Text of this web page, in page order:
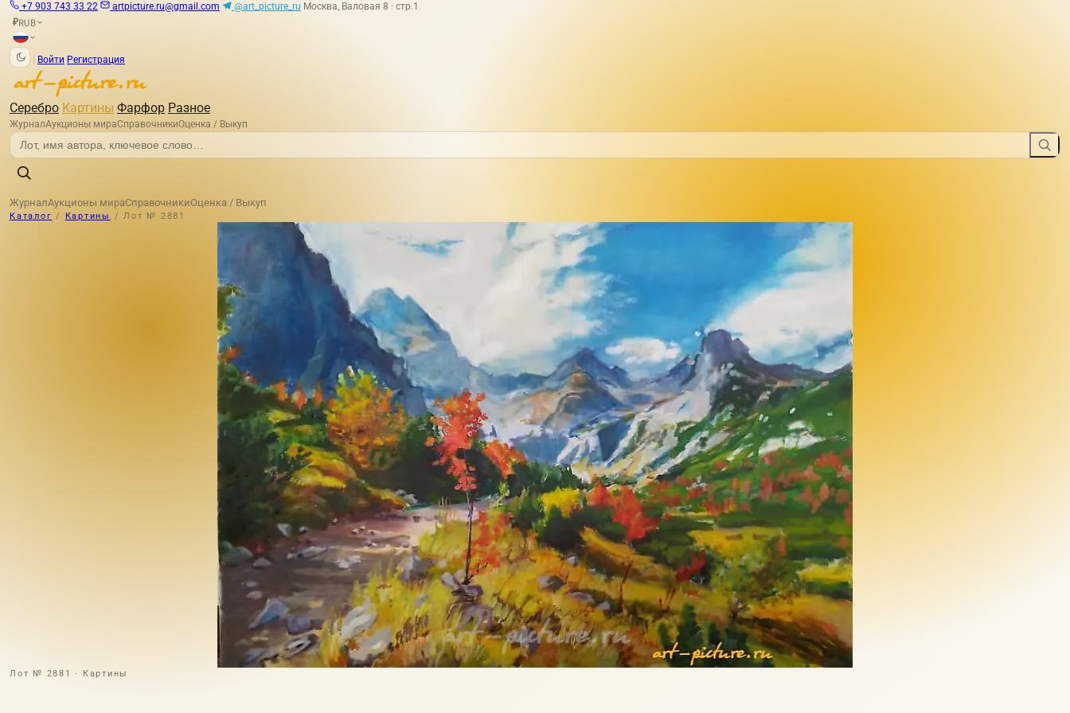
+7 903 743 33 22 artpicture.ru@gmail.com @art_picture_ru Москва, Валовая 8 · стр.1
₽RUB
Войти Регистрация
Серебро Картины Фарфор Разное
ЖурналАукционы мираСправочникиОценка / Выкуп
ЖурналАукционы мираСправочникиОценка / Выкуп
Каталог / Картины / Лот № 2881
Лот № 2881 · Картины